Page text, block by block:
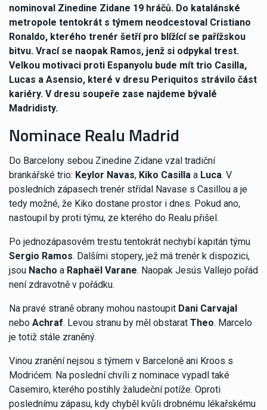
nominoval Zinedine Zidane 19 hráčů. Do katalánské
metropole tentokrát s týmem neodcestoval Cristiano
Ronaldo, kterého trenér šetří pro blížící se pařížskou
bitvu. Vrací se naopak Ramos, jenž si odpykal trest.
Velkou motivaci proti Espanyolu bude mít trio Casilla,
Lucas a Asensio, které v dresu Periquitos strávilo část
kariéry. V dresu soupeře zase najdeme bývalé
Madridisty.
Nominace Realu Madrid
Do Barcelony sebou Zinedine Zidane vzal tradiční
brankářské trio: Keylor Navas, Kiko Casilla a Luca. V
posledních zápasech trenér střídal Navase s Casillou a je
tedy možné, že Kiko dostane prostor i dnes. Pokud ano,
nastoupil by proti týmu, ze kterého do Realu přišel.
Po jednozápasovém trestu tentokrát nechybí kapitán týmu
Sergio Ramos. Dalšími stopery, jež má trenér k dispozici,
jsou Nacho a Raphaël Varane. Naopak Jesús Vallejo pořád
není zdravotně v pořádku.
Na pravé straně obrany mohou nastoupit Dani Carvajal
nebo Achraf. Levou stranu by měl obstarat Theo. Marcelo
je totiž stále zraněný.
Vinou zranění nejsou s týmem v Barceloně ani Kroos s
Modrićem. Na poslední chvíli z nominace vypadl také
Casemiro, kterého postihly žaludeční potíže. Oproti
poslednímu zápasu, kdy chyběl kvůli drobnému lékařskému